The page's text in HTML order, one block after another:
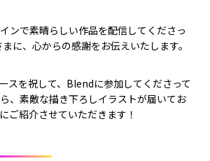
ンで素晴らしい作品を配信してくださっ
に、心からの感謝をお伝えいたします。
スを祝して、Blendに参加してくださって
、素敵な描き下ろしイラストが届いてお
ご紹介させていただきます！